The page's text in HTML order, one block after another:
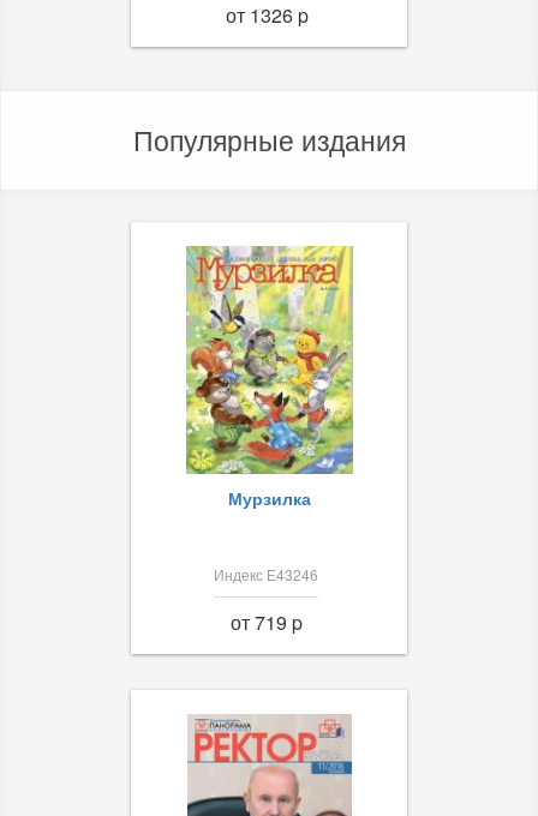
от 1326 p
Популярные издания
Мурзилка
Индекс Е43246
от 719 p